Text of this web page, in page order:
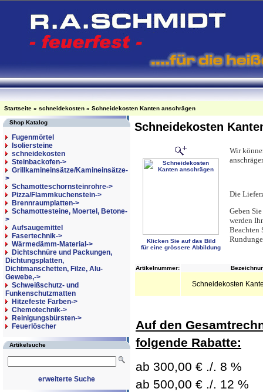
Startseite » schneidekosten » Schneidekosten Kanten anschrägen
Shop Katalog
Fugenmörtel
Isoliersteine
schneidekosten
Steinbackofen->
Grillkamineinsätze/Kamineinsätze-
>
Schamotteschornsteinrohre->
Pizza/Flammkuchenstein->
Brennraumplatten->
Schamottesteine, Moertel, Betone-
>
Aufsaugemittel
Fasertechnik->
Wärmedämm-Material->
Dichtschnüre und Packungen,
Dichtungsplatten,
Dichtmanschetten, Filze, Alu-
Gewebe,->
Schweißschutz- und
Funkenschutzmatten
Hitzefeste Farben->
Chemotechnik->
Reinigungsbürsten->
Feuerlöscher
Artikelsuche
erweiterte Suche
Schneidekosten
Klicken Sie auf das Bild
für eine grössere Abbildung
Wir
Die
Geben
werden
Beachten
Artikelnummer:
Schneidekosten
Auf den
folgende Rabatte:
ab 300,00 € ./. 8 %
ab 500,00 € ./. 12 %